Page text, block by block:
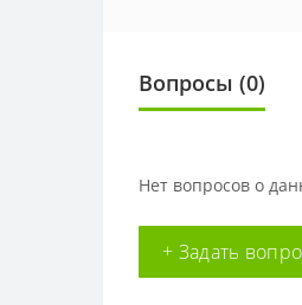
Вопросы (0)
Нет вопросов о
+ Задать